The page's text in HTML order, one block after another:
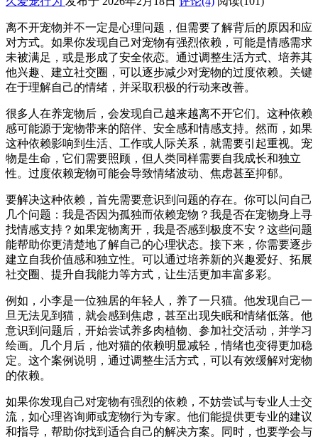
离不开宠物并不一定是心理问题，但需要了解背后的原因和应
对方式。如果你发现自己对宠物有强烈依赖，可能是情感需求
未被满足，或是形成了安全依恋。通过调整生活方式、培养其
他兴趣、建立社交圈，可以逐步减少对宠物的过度依赖。关键
在于理解自己的情绪，并采取积极的行动来改善。
很多人在养宠物后，会发现自己越来越离不开它们。这种依赖
感可能源于宠物带来的陪伴、安全感和情感支持。然而，如果
这种依赖影响到生活、工作或人际关系，就需要引起重视。宠
物是生命，它们需要照顾，但人类同样需要自我成长和独立
性。过度依赖宠物可能会导致情绪波动、焦虑甚至抑郁。
要解决这种依赖，首先需要意识到问题的存在。你可以问自己
几个问题：我是否因为孤独而依赖宠物？我是否在宠物身上寻
找情感支持？如果宠物离开，我是否感到极度不安？这些问题
能帮助你更清楚地了解自己的心理状态。接下来，你需要逐步
建立自我价值感和独立性。可以通过培养新的兴趣爱好、拓展
社交圈、提升自我能力等方式，让生活更加丰富多彩。
例如，小李是一位独居的年轻人，养了一只猫。他发现自己一
旦无法见到猫，就会感到焦虑，甚至出现失眠和情绪低落。他
意识到问题后，开始尝试养多肉植物、参加社交活动，并学习
绘画。几个月后，他对猫的依赖明显减轻，情绪也变得更加稳
定。这个案例说明，通过调整生活方式，可以有效缓解对宠物
的依赖。
如果你发现自己对宠物有强烈的依赖，不妨尝试与专业人士交
流，如心理咨询师或宠物行为专家。他们能提供更专业的建议
和指导，帮助你找到适合自己的解决方案。同时，也要学会与